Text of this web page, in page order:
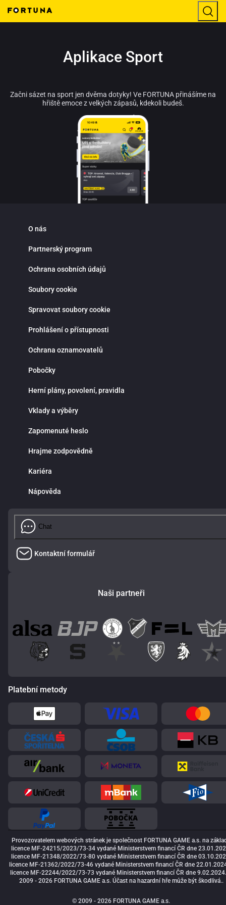
Aplikace Sport
Začni sázet na sport jen dvěma dotyky! Ve FORTUNA přinášíme na
hřiště emoce z velkých zápasů, kdekoli budeš.
O nás
Partnerský program
Ochrana osobních údajů
Soubory cookie
Spravovat soubory cookie
Prohlášení o přístupnosti
Ochrana oznamovatelů
Pobočky
Herní plány, povolení, pravidla
Vklady a výběry
Zapomenuté heslo
Hrajme zodpovědně
Kariéra
Nápověda
Chat
Kontaktní formulář
Naši partneři
Platební metody
Provozovatelem webových stránek je společnost FORTUNA GAME a.s. na
licence MF-24215/2023/73-34 vydané Ministerstvem financí ČR dne
licence MF-21348/2022/73-80 vydané Ministerstvem financí ČR dne
licence MF-21362/2022/73-46 vydané Ministerstvem financí ČR dne
licence MF-22244/2022/73-73 vydané Ministerstvem financí ČR dne
2009 - 2026 FORTUNA GAME a.s. Účast na hazardní hře může být škodlivá..
© 2009 - 2026 FORTUNA GAME a.s.